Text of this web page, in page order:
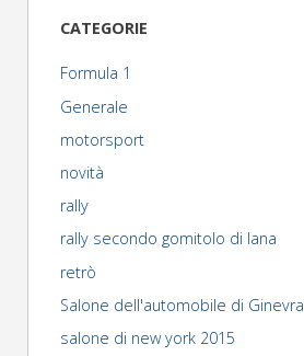
CATEGORIE
Formula 1
Generale
motorsport
novità
rally
rally secondo gomitolo di lana
retrò
Salone dell'automobile di Ginevra
salone di new york 2015